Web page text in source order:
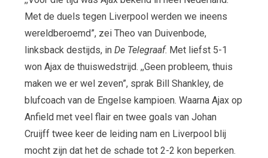
Met de duels tegen Liverpool werden we ineens
wereldberoemd”, zei Theo van Duivenbode,
linksback destijds, in De Telegraaf. Met liefst 5-1
won Ajax de thuiswedstrijd. ,,Geen probleem, thuis
maken we er wel zeven”, sprak Bill Shankley, de
blufcoach van de Engelse kampioen. Waarna Ajax op
Anfield met veel flair en twee goals van Johan
Cruijff twee keer de leiding nam en Liverpool blij
mocht zijn dat het de schade tot 2-2 kon beperken.